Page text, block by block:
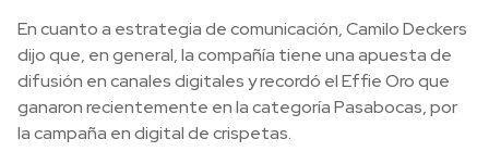
En cuanto a estrategia de comunicación, Camilo Deckers
dijo que, en general, la compañía tiene una apuesta de
difusión en canales digitales y recordó el Effie Oro que
ganaron recientemente en la categoría Pasabocas, por
la campaña en digital de crispetas.